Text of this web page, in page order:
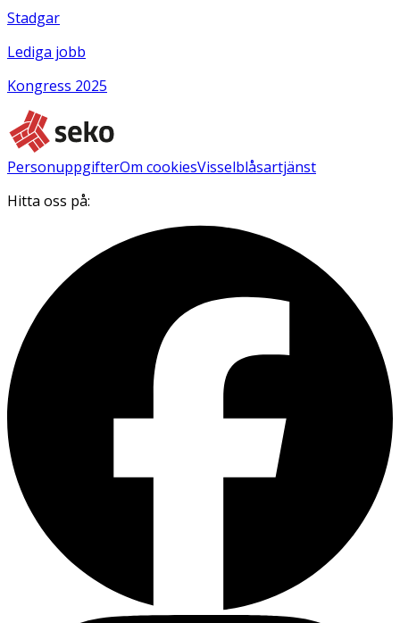
Stadgar
Lediga jobb
Kongress 2025
PersonuppgifterOm cookiesVisselblåsartjänst
Hitta oss på: